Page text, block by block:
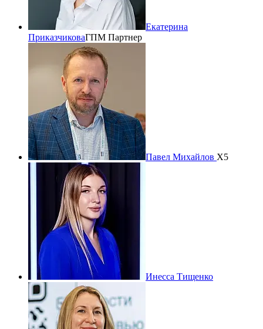
Екатерина
ПриказчиковаГПМ Партнер
Павел Михайлов X5
Инесса Тищенко